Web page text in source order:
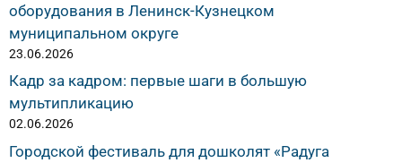
оборудования в Ленинск-Кузнецком
муниципальном округе
23.06.2026
Кадр за кадром: первые шаги в большую
мультипликацию
02.06.2026
Городской фестиваль для дошколят «Радуга